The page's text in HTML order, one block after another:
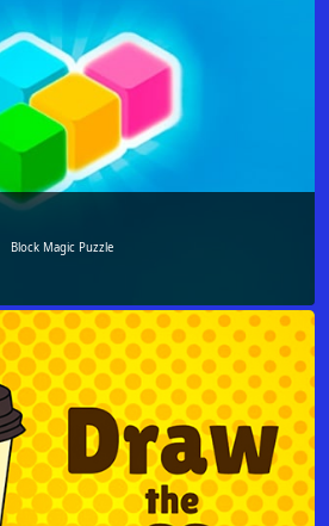
Block Magic Puzzle